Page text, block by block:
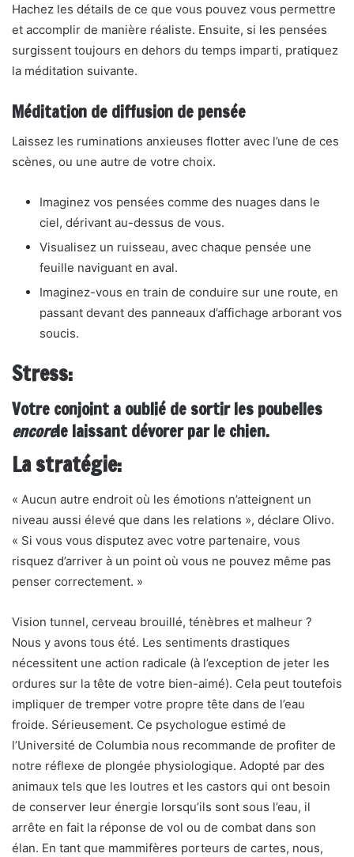
Hachez les détails de ce que vous pouvez vous permettre
et accomplir de manière réaliste. Ensuite, si les pensées
surgissent toujours en dehors du temps imparti, pratiquez
la méditation suivante.
Méditation de diffusion de pensée
Laissez les ruminations anxieuses flotter avec l’une de ces
scènes, ou une autre de votre choix.
Imaginez vos pensées comme des nuages ​​dans le
ciel, dérivant au-dessus de vous.
Visualisez un ruisseau, avec chaque pensée une
feuille naviguant en aval.
Imaginez-vous en train de conduire sur une route, en
passant devant des panneaux d’affichage arborant vos
soucis.
Stress:
Votre conjoint a oublié de sortir les poubelles
encorele laissant dévorer par le chien.
La stratégie:
« Aucun autre endroit où les émotions n’atteignent un
niveau aussi élevé que dans les relations », déclare Olivo.
« Si vous vous disputez avec votre partenaire, vous
risquez d’arriver à un point où vous ne pouvez même pas
penser correctement. »
Vision tunnel, cerveau brouillé, ténèbres et malheur ?
Nous y avons tous été. Les sentiments drastiques
nécessitent une action radicale (à l’exception de jeter les
ordures sur la tête de votre bien-aimé). Cela peut toutefois
impliquer de tremper votre propre tête dans de l’eau
froide. Sérieusement. Ce psychologue estimé de
l’Université de Columbia nous recommande de profiter de
notre réflexe de plongée physiologique. Adopté par des
animaux tels que les loutres et les castors qui ont besoin
de conserver leur énergie lorsqu’ils sont sous l’eau, il
arrête en fait la réponse de vol ou de combat dans son
élan. En tant que mammifères porteurs de cartes, nous,